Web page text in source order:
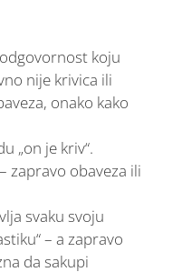
koju
nije krivica ili
onako kako
„on je kriv“.
zapravo obaveza ili
svaku svoju
– a zapravo
da sakupi